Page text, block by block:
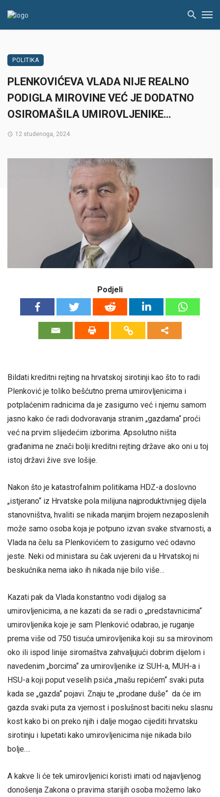
POLITIKA
PLENKOVIĆEVA VLADA NIJE REALNO
PODIGLA MIROVINE VEĆ JE DODATNO
OSIROMAŠILA UMIROVLJENIKE…
12 studenoga, 2024
Podjeli
Bildati kreditni rejting na hrvatskoj sirotinji kao što to radi
Plenković je toliko bešćutno prema umirovljenicima i
potplaćenim radnicima da je zasigurno već i njemu samom
jasno kako će radi dodvoravanja stranim „gazdama“ proći
već na prvim slijedećim izborima. Apsolutno ništa
građanima ne znači bolji kreditni rejting države ako oni u toj
istoj državi žive sve lošije.
Nakon što je katastrofalnim politikama HDZ-a doslovno
„istjerano“ iz Hrvatske pola milijuna najproduktivnijeg dijela
stanovništva, hvaliti se nikada manjim brojem nezaposlenih
može samo osoba koja je potpuno izvan svake stvarnosti, a
Vlada na čelu sa Plenkovićem to zasigurno već odavno
jeste. Neki od ministara su čak uvjereni da u Hrvatskoj ni
beskućnika nema iako ih nikada nije bilo više…
Kazati pak da Vlada konstantno vodi dijalog sa
umirovljenicima, a ne kazati da se radi o „predstavnicima“
umirovljenika koje je sam Plenković odabrao, je ruganje
prema više od 750 tisuća umirovljenika koji su sa mirovinom
oko ili ispod linije siromaštva zahvaljujući dobrim dijelom i
navedenim „borcima“ za umirovljenike iz SUH-a, MUH-a i
HSU-a koji poput veselih psića „mašu repićem“ svaki puta
kada se „gazda“ pojavi. Znaju te „prodane duše“ da će im
gazda svaki puta za vjernost i poslušnost baciti neku slasnu
kost kako bi on preko njih i dalje mogao cijediti hrvatsku
sirotinju i lupetati kako umirovljenicima nije nikada bilo
bolje….
A kakve li će tek umirovljenici koristi imati od najavljenog
donošenja Zakona o pravima starijih osoba možemo lako